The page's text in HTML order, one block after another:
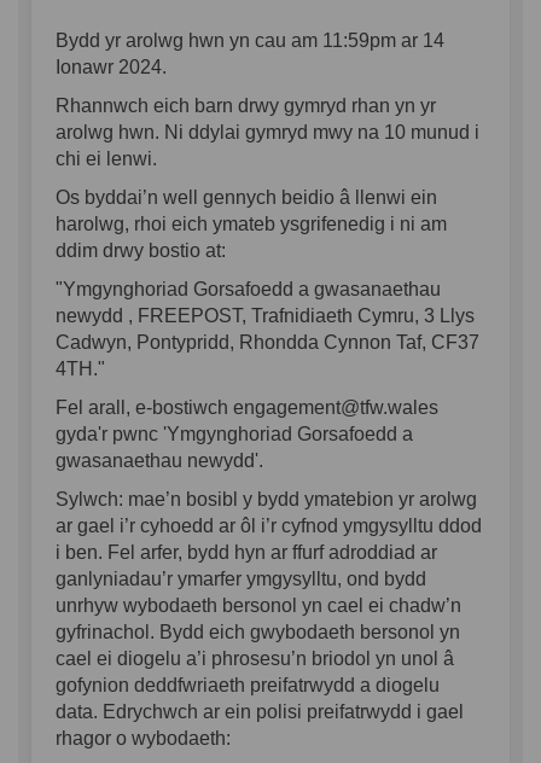
Bydd yr arolwg hwn yn cau am 11:59pm ar 14
Ionawr 2024.
Rhannwch eich barn drwy gymryd rhan yn yr
arolwg hwn. Ni ddylai gymryd mwy na 10 munud i
chi ei lenwi.
Os byddai’n well gennych beidio â llenwi ein
harolwg, rhoi eich ymateb ysgrifenedig i ni am
ddim drwy bostio at:
"Ymgynghoriad Gorsafoedd a gwasanaethau
newydd , FREEPOST, Trafnidiaeth Cymru, 3 Llys
Cadwyn, Pontypridd, Rhondda Cynnon Taf, CF37
4TH."
Fel arall, e-bostiwch engagement@tfw.wales
gyda'r pwnc 'Ymgynghoriad Gorsafoedd a
gwasanaethau newydd'.
Sylwch: mae’n bosibl y bydd ymatebion yr arolwg
ar gael i’r cyhoedd ar ôl i’r cyfnod ymgysylltu ddod
i ben. Fel arfer, bydd hyn ar ffurf adroddiad ar
ganlyniadau’r ymarfer ymgysylltu, ond bydd
unrhyw wybodaeth bersonol yn cael ei chadw’n
gyfrinachol. Bydd eich gwybodaeth bersonol yn
cael ei diogelu a’i phrosesu’n briodol yn unol â
gofynion deddfwriaeth preifatrwydd a diogelu
data. Edrychwch ar ein polisi preifatrwydd i gael
rhagor o wybodaeth: